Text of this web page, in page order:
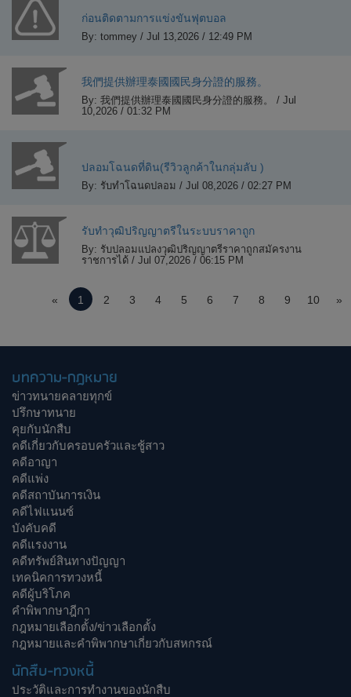
ก่อนติดตามการแข่งขันฟุตบอล
By: tommey / Jul 13,2026 / 12:49 PM
我們提供辦理泰國國民身分證的服務。
By: 我們提供辦理泰國國民身分證的服務。 / Jul
10,2026 / 01:32 PM
ปลอมโฉนดที่ดิน(รีวิวลูกค้าในกลุ่มลับ )
By: รับทำโฉนดปลอม / Jul 08,2026 / 02:27 PM
รับทำวุฒิปริญญาตรีในระบบราคาถูก
By: รับปลอมแปลงวุฒิปริญญาตรีราคาถูกสมัครงาน
ราชการได้ / Jul 07,2026 / 06:15 PM
« 1 2 3 4 5 6 7 8 9 10 »
บทความ-กฎหมาย
ข่าวทนายคลายทุกข์
ปรึกษาทนาย
คุยกับนักสืบ
คดีเกี่ยวกับครอบครัวและชู้สาว
คดีอาญา
คดีแพ่ง
คดีสถาบันการเงิน
คดีไฟแนนซ์
บังคับคดี
คดีแรงงาน
คดีทรัพย์สินทางปัญญา
เทคนิคการทวงหนี้
คดีผู้บริโภค
คำพิพากษาฎีกา
กฎหมายเลือกตั้ง/ข่าวเลือกตั้ง
กฎหมายและคำพิพากษาเกี่ยวกับสหกรณ์
นักสืบ-ทวงหนี้
ประวัติและการทำงานของนักสืบ